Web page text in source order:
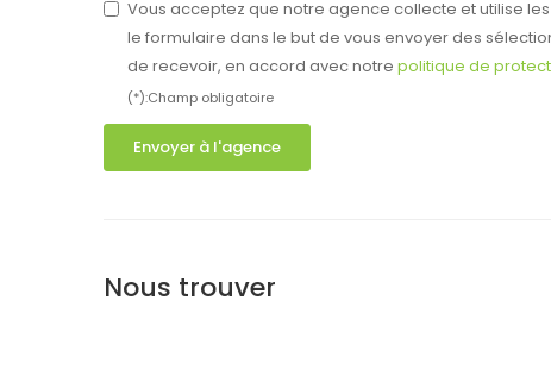
Vous acceptez que notre agence collecte et utilise
le formulaire dans le but de vous envoyer des
de recevoir, en accord avec notre politique de
(*):Champ obligatoire
Envoyer à l'agence
Nous trouver